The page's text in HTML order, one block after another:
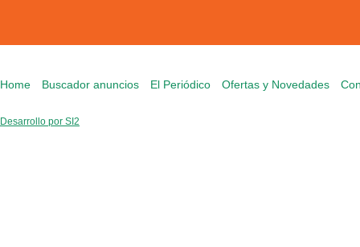
Home Buscador anuncios El Periódico Ofertas y Novedades
Desarrollo por SI2